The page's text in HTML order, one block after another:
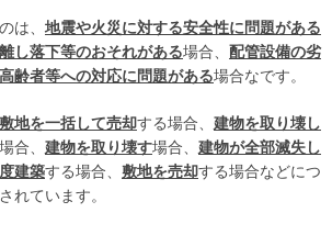
は、 地震や火災に対する安全性に問題がある
し落下等のおそれがある場合、 配管設備の劣
高齢者等への対応に問題がある場合なです。
地を一括して売却する場合、 建物を取り壊し
合、 建物を取り壊す場合、 建物が全部滅失し
建築する場合、 敷地を売却する場合などにつ
れています。